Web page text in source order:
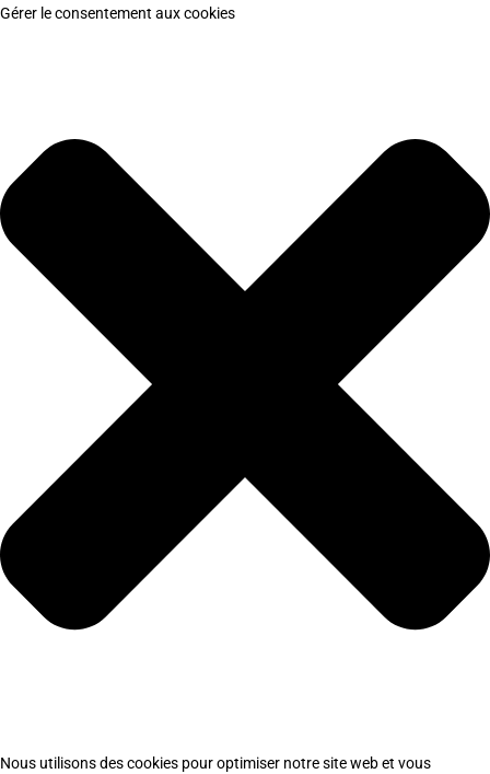
Gérer le consentement aux cookies
Nous utilisons des cookies pour optimiser notre site web et vous